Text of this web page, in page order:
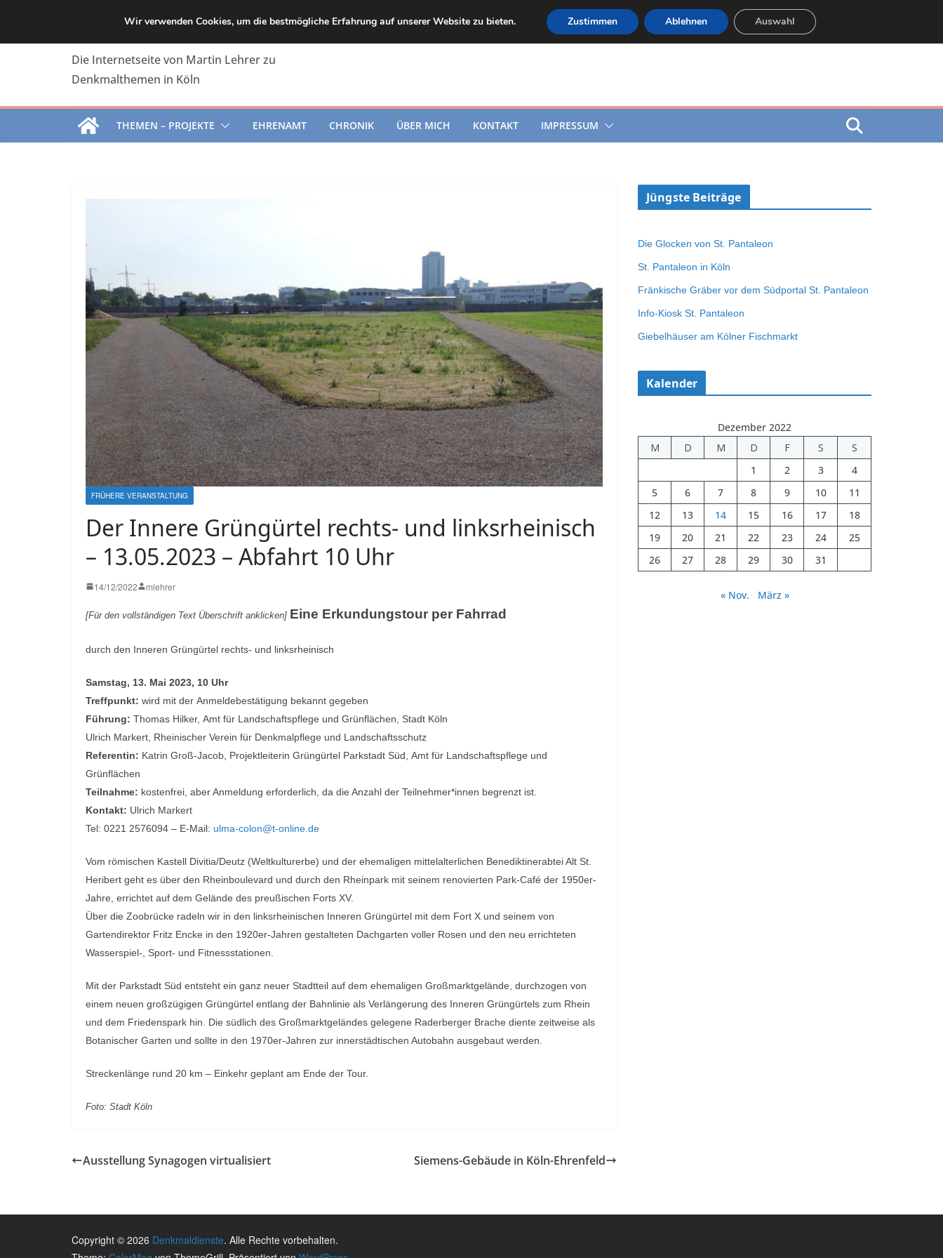
springen
Die Internetseite von Martin Lehrer zu
Denkmalthemen in Köln
THEMEN – PROJEKTE EHRENAMT CHRONIK ÜBER MICH KONTAKT IMPRESSUM
FRÜHERE VERANSTALTUNG
Der Innere Grüngürtel rechts- und linksrheinisch
– 13.05.2023 – Abfahrt 10 Uhr
14/12/2022 mlehrer
[Für den vollständigen Text Überschrift anklicken] Eine Erkundungstour per Fahrrad
durch den Inneren Grüngürtel rechts- und linksrheinisch
Samstag, 13. Mai 2023, 10 Uhr
Treffpunkt: wird mit der Anmeldebestätigung bekannt gegeben
Führung: Thomas Hilker, Amt für Landschaftspflege und Grünflächen,
Stadt Köln
Ulrich Markert Rheinischer Verein für Denkmalpflege und Landschaftsschutz
Referentin: Katrin Groß-Jacob Projektleiterin Grüngürtel Parkstadt Süd Amt für Landschaftspflege und
Grünflächen
Teilnahme: kostenfrei, aber Anmeldung erforderlich, da die Anzahl der Teilnehmer*innen begrenzt ist.
Kontakt: Ulrich Markert
Tel: 0221 2576094 – E-Mail: ulma-colon@t-online.de
Vom römischen Kastell Divitia/Deutz (Weltkulturerbe) und der ehemaligen mittelalterlichen Benediktinerabtei Alt St.
Heribert geht es über den Rheinboulevard und durch den Rheinpark mit seinem renovierten Park-Café der 1950er-
Jahre, errichtet auf dem Gelände des preußischen Forts XV.
Über die Zoobrücke radeln wir in den linksrheinischen Inneren Grüngürtel mit dem Fort X und seinem von
Gartendirektor Fritz Encke in den 1920er-Jahren gestalteten Dachgarten voller Rosen und den neu errichteten
Wasserspiel-, Sport- und Fitnessstationen.
Mit der Parkstadt Süd entsteht ein ganz neuer Stadtteil auf dem ehemaligen Großmarktgelände, durchzogen von
einem neuen großzügigen Grüngürtel entlang der Bahnlinie als Verlängerung des Inneren Grüngürtels zum Rhein
und dem Friedenspark hin. Die südlich des Großmarktgeländes gelegene Raderberger Brache diente zeitweise als
Botanischer Garten und sollte in den 1970er-Jahren zur innerstädtischen Autobahn ausgebaut werden.
Streckenlänge rund 20 km – Einkehr geplant am Ende der Tour.
Foto: Stadt Köln
Ausstellung Synagogen virtualisiert Siemens-Gebäude in Köln-Ehrenfeld
Jüngste Beiträge
Die Glocken von St. Pantaleon
St. Pantaleon in Köln
Fränkische Gräber vor dem Südportal St. Pantaleon
Info-Kiosk St. Pantaleon
Giebelhäuser am Kölner Fischmarkt
Kalender
Dezember 2022
M
D M D F S
S
1
2 3
4
5
6 7 8 9 10
11
12
13 14 15 16 17
18
19
20 21 22 23 24
25
26
27 28 29 30 31
« Nov. März »
Copyright © 2026 Denkmaldienste. Alle Rechte vorbehalten.
Wir verwenden Cookies, um die bestmögliche Erfahrung auf unserer Website zu bieten. Zustimmen Ablehnen Auswahl